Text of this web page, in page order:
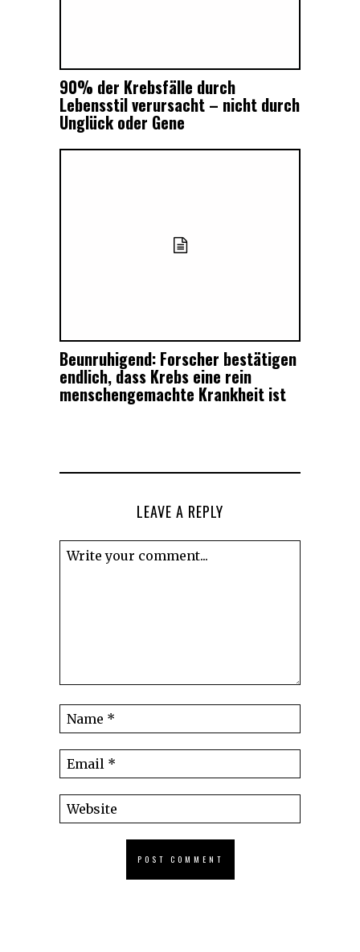
90% der Krebsfälle durch
Lebensstil verursacht – nicht durch
Unglück oder Gene
Beunruhigend: Forscher bestätigen
endlich, dass Krebs eine rein
menschengemachte Krankheit ist
LEAVE A REPLY